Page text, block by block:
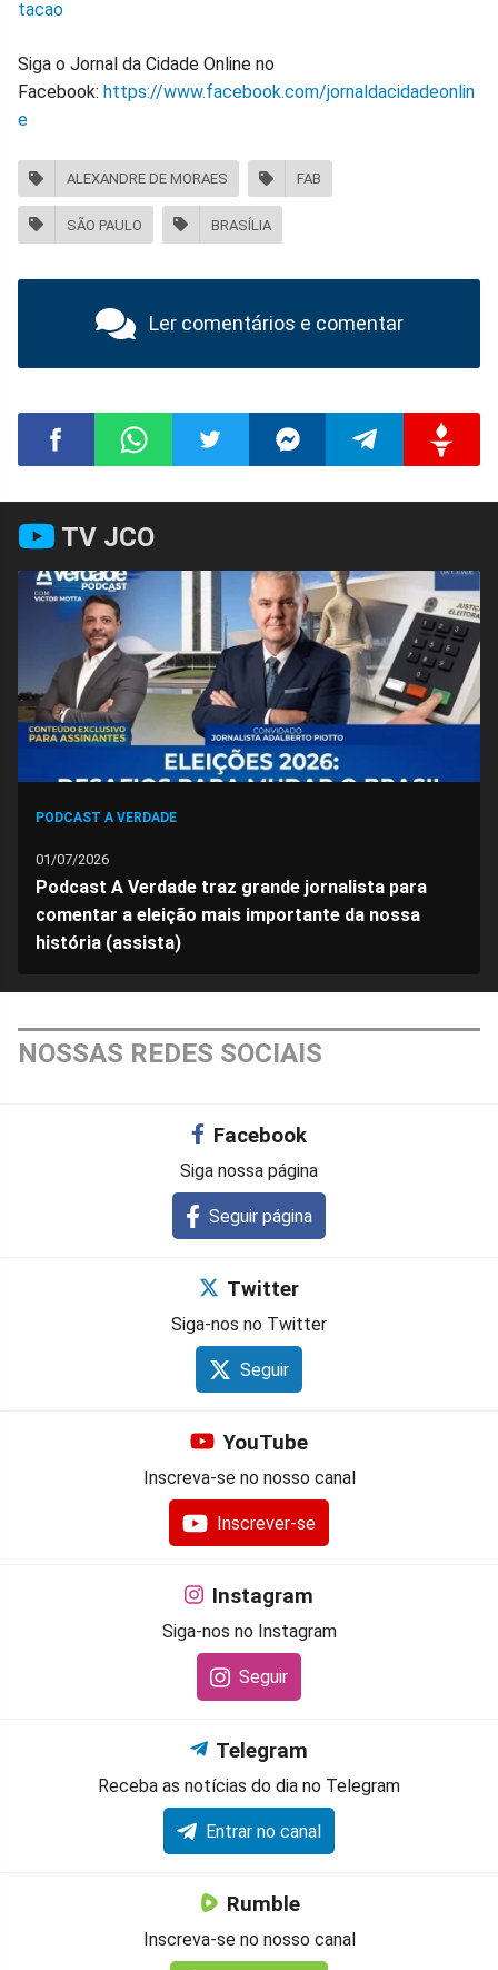
tacao
Siga o Jornal da Cidade Online no
Facebook: https://www.facebook.com/jornaldacidadeonlin
e
ALEXANDRE DE MORAES FAB
SÃO PAULO BRASÍLIA
Ler comentários e comentar
Compartilhar
no
Facebook
no
Whatsapp
no
Twitter
no
Messenger
no
Telegram
no
Gettr
TV JCO
PODCAST A VERDADE
01/07/2026
Podcast A Verdade traz grande jornalista para
comentar a eleição mais importante da nossa
história (assista)
NOSSAS REDES SOCIAIS
Facebook
Siga nossa página
Seguir página
Twitter
Siga-nos no Twitter
Seguir
YouTube
Inscreva-se no nosso canal
Inscrever-se
Instagram
Siga-nos no Instagram
Seguir
Telegram
Receba as notícias do dia no Telegram
Entrar no canal
Rumble
Inscreva-se no nosso canal